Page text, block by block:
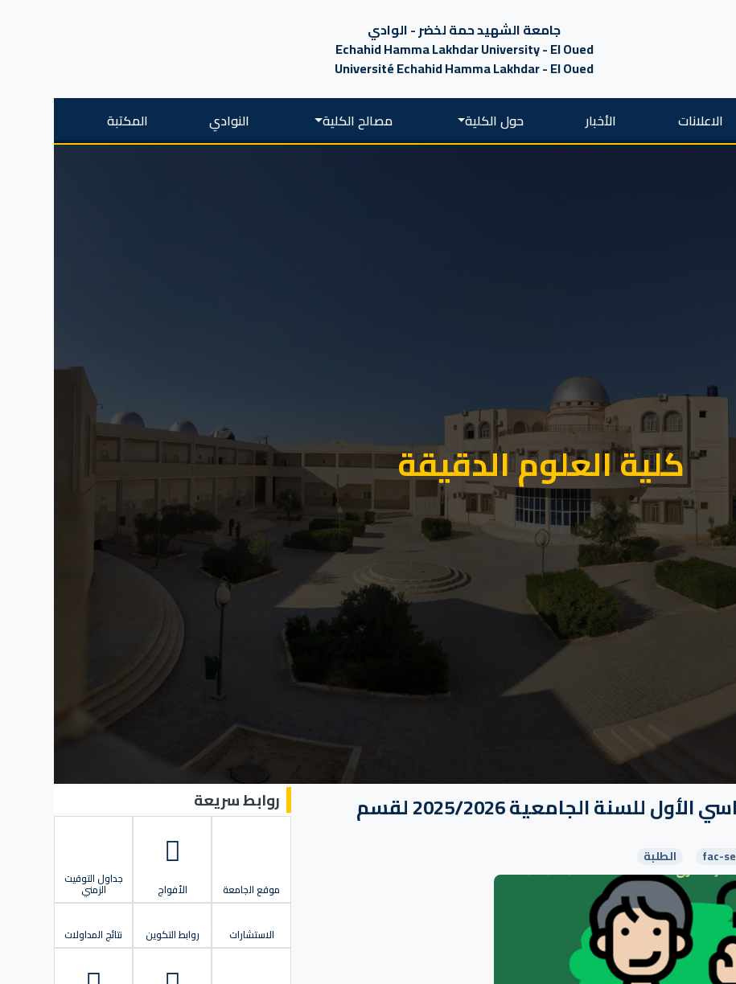
جامعة الشهيد حمة لخضر - الوادي
Echahid Hamma Lakhdar University - El Oued
Université Echahid Hamma Lakhdar - El Oued
الاعلانات الأخبار حول الكلية مصالح الكلية النوادي المكتبة
كلية العلوم الدقيقة
الحلول النموذجية لإمتحانات السداسي الأول للسنة الجامعية 2025/2026 لقسم
fac-se الطلبة
روابط سريعة
موقع الجامعة الأفواج
جداول التوقيت
الزمني
الاستشارات روابط التكوين نتائج المداولات